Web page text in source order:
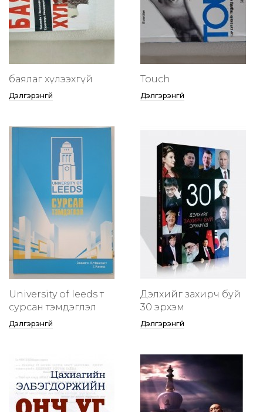
баялаг хүлээхгүй
Дэлгэрэнгүй
Touch
Дэлгэрэнгүй
University of leeds т
сурсан тэмдэглэл
Дэлгэрэнгүй
Дэлхийг захирч буй
30 эрхэм
Дэлгэрэнгүй